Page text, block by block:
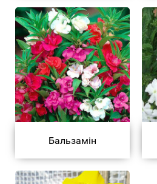
Бальзамін